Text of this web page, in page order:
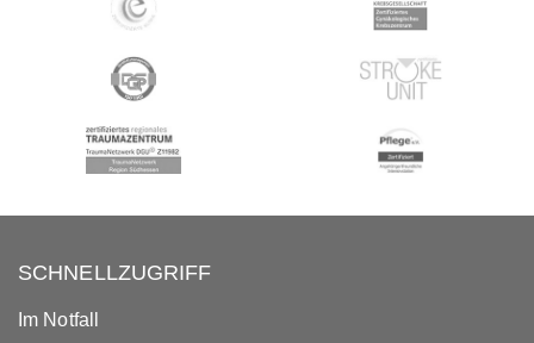
SCHNELLZUGRIFF
Im Notfall